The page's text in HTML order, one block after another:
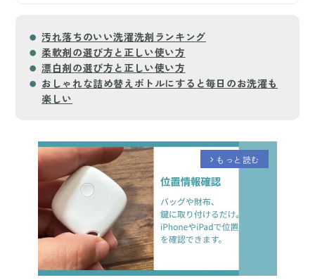
汚れ落ちのいい洗濯洗剤ランキング
柔軟剤の選び方と正しい使い方
漂白剤の選び方と正しい使い方
おしゃれな詰め替えボトルにすると毎日のお洗濯も
楽しい
arrow_forward_ios もっと読む